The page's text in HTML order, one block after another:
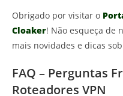
Obrigado por visitar o
Cloaker! Não esqueça de
mais novidades e dicas
FAQ – Perguntas
Roteadores VPN